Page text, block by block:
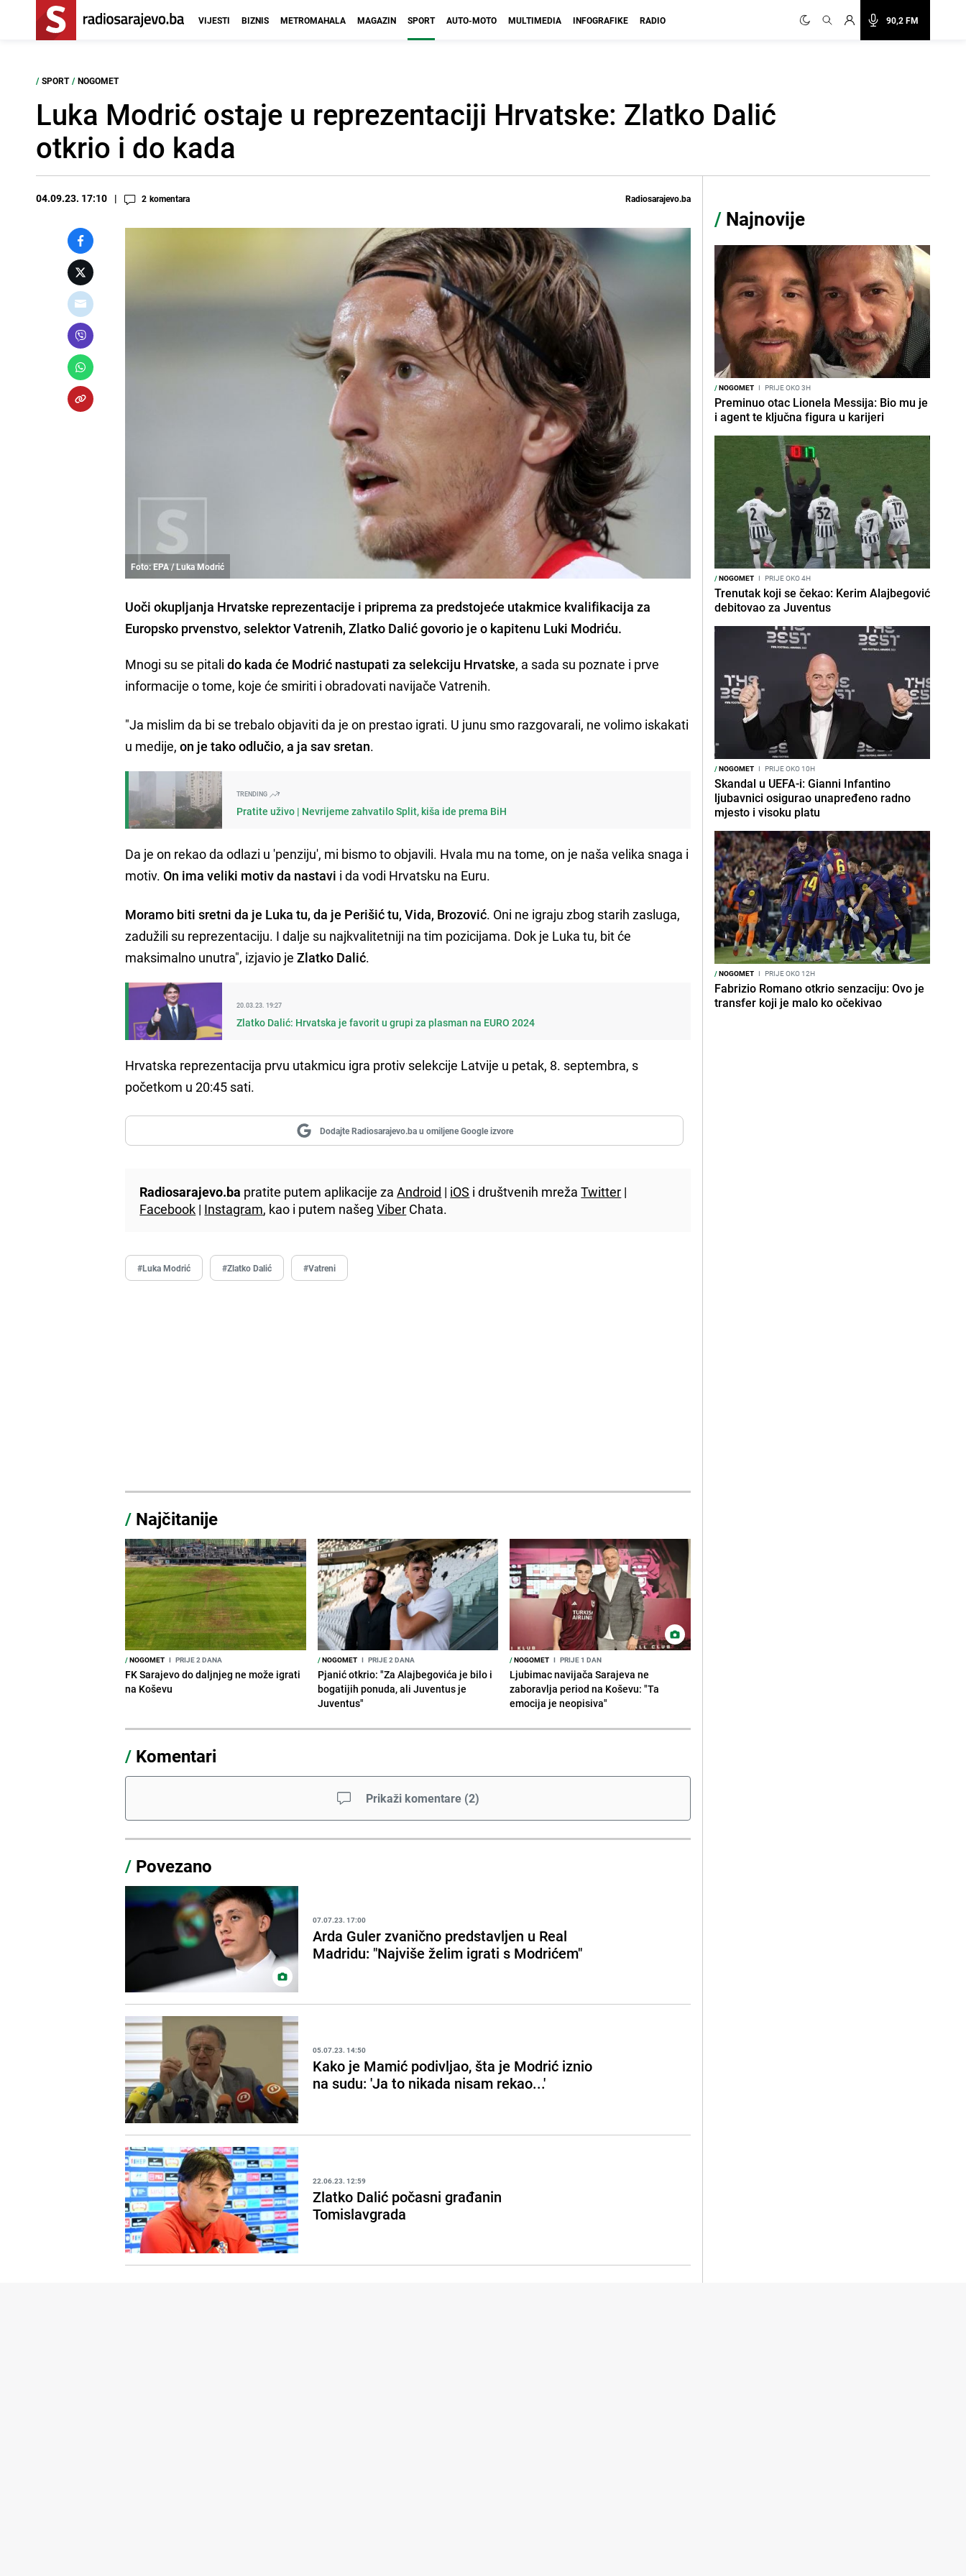
90,2 FM
VIJESTI BIZNIS METROMAHALA MAGAZIN SPORT AUTO-MOTO MULTIMEDIA INFOGRAFIKE RADIO
/ SPORT / NOGOMET
Luka Modrić ostaje u reprezentaciji Hrvatske: Zlatko Dalić
otkrio i do kada
04.09.23. 17:10 2 komentara Radiosarajevo.ba
Foto: EPA / Luka Modrić
Uoči okupljanja Hrvatske reprezentacije i priprema za predstojeće utakmice kvalifikacija za
Europsko prvenstvo, selektor Vatrenih, Zlatko Dalić govorio je o kapitenu Luki Modriću.
Mnogi su se pitalido kada će Modrić nastupati za selekciju Hrvatske, a sada su poznate i prve
informacije o tome, koje će smiriti i obradovati navijače Vatrenih.
"Ja mislim da bi se trebalo objaviti da je on prestao igrati. U junu smo razgovarali, ne volimo iskakati
u medije,on je tako odlučio, a ja sav sretan.
TRENDING
Pratite uživo | Nevrijeme zahvatilo Split, kiša ide prema BiH
Da je on rekao da odlazi u 'penziju', mi bismo to objavili. Hvala mu na tome, on je naša velika snaga i
motiv.On ima veliki motiv da nastavi i da vodi Hrvatsku na Euru.
Moramo biti sretni da je Luka tu, da je Perišić tu, Vida, Brozović. Oni ne igraju zbog starih zasluga,
zadužili su reprezentaciju. I dalje su najkvalitetniji na tim pozicijama. Dok je Luka tu, bit će
maksimalno unutra", izjavio jeZlatko Dalić.
20.03.23. 19:27
Zlatko Dalić: Hrvatska je favorit u grupi za plasman na EURO 2024
Hrvatska reprezentacija prvu utakmicu igra protiv selekcije Latvije u petak, 8. septembra, s
početkom u 20:45 sati.
Dodajte Radiosarajevo.ba u omiljene Google izvore
Radiosarajevo.ba pratite putem aplikacije zaAndroid | iOS i društvenih mrežaTwitter |
Facebook | Instagram, kao i putem našegViber Chata.
#Luka Modrić #Zlatko Dalić #Vatreni
/ Najčitanije
/NOGOMET I PRIJE 2 DANA
FK Sarajevo do daljnjeg ne može igrati
na Koševu
/NOGOMET I PRIJE 2 DANA
Pjanić otkrio: "Za Alajbegovića je bilo i
bogatijih ponuda, ali Juventus je
Juventus"
/NOGOMET I PRIJE 1 DAN
Ljubimac navijača Sarajeva ne
zaboravlja period na Koševu: "Ta
emocija je neopisiva"
/ Komentari
Prikaži komentare (2)
/ Povezano
07.07.23. 17:00
Arda Guler zvanično predstavljen u Real
Madridu: "Najviše želim igrati s Modrićem"
05.07.23. 14:50
Kako je Mamić podivljao, šta je Modrić iznio
na sudu: 'Ja to nikada nisam rekao...'
22.06.23. 12:59
Zlatko Dalić počasni građanin
Tomislavgrada
/ Najnovije
/NOGOMET I PRIJE OKO 3H
Preminuo otac Lionela Messija: Bio mu je
i agent te ključna figura u karijeri
/NOGOMET I PRIJE OKO 4H
Trenutak koji se čekao: Kerim Alajbegović
debitovao za Juventus
/NOGOMET I PRIJE OKO 10H
Skandal u UEFA-i: Gianni Infantino
ljubavnici osigurao unapređeno radno
mjesto i visoku platu
/NOGOMET I PRIJE OKO 12H
Fabrizio Romano otkrio senzaciju: Ovo je
transfer koji je malo ko očekivao